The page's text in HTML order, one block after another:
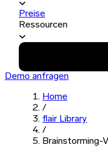
Preise
Ressourcen
Demo anfragen
Home
/
flair Library
/
Brainstorming-